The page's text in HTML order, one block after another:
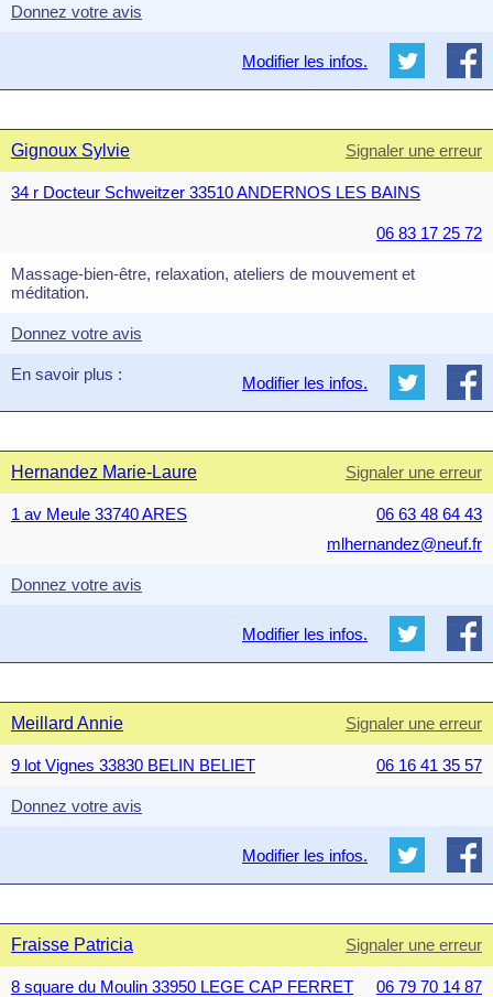
Donnez votre avis
Modifier les infos.
Gignoux Sylvie Signaler une erreur
34 r Docteur Schweitzer 33510 ANDERNOS LES BAINS
06 83 17 25 72
Massage-bien-être, relaxation, ateliers de mouvement et
méditation.
Donnez votre avis
En savoir plus : Modifier les infos.
Hernandez Marie-Laure Signaler une erreur
1 av Meule 33740 ARES
06 63 48 64 43
mlhernandez@neuf.fr
Donnez votre avis
Modifier les infos.
Meillard Annie Signaler une erreur
9 lot Vignes 33830 BELIN BELIET 06 16 41 35 57
Donnez votre avis
Modifier les infos.
Fraisse Patricia Signaler une erreur
8 square du Moulin 33950 LEGE CAP FERRET 06 79 70 14 87